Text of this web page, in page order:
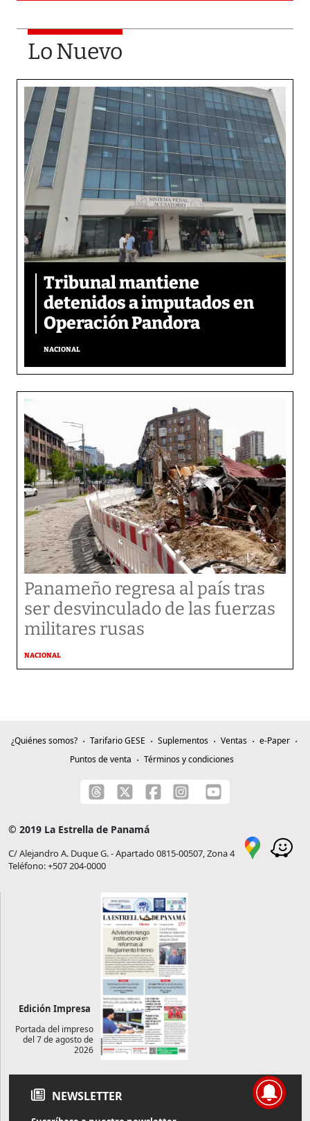
Lo Nuevo
Tribunal mantiene
detenidos a imputados en
Operación Pandora
NACIONAL
Panameño regresa al país tras
ser desvinculado de las fuerzas
militares rusas
NACIONAL
¿Quiénes somos? Tarifario GESE Suplementos Ventas
e-Paper
Puntos de venta
Términos y condiciones
© 2019 La Estrella de Panamá
C/ Alejandro A. Duque G. - Apartado 0815-00507, Zona 4
Teléfono: +507 204-0000
Edición Impresa
Portada del impreso
del 7 de agosto de
2026
NEWSLETTER